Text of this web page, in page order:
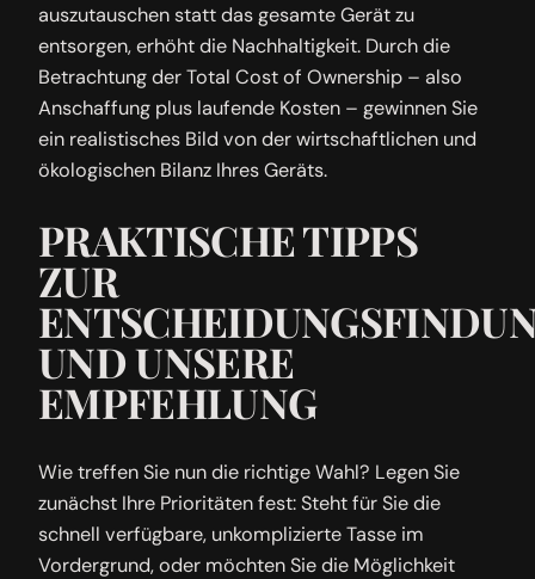
auszutauschen statt das gesamte Gerät zu
entsorgen, erhöht die Nachhaltigkeit. Durch die
Betrachtung der Total Cost of Ownership – also
Anschaffung plus laufende Kosten – gewinnen Sie
ein realistisches Bild von der wirtschaftlichen und
ökologischen Bilanz Ihres Geräts.
PRAKTISCHE TIPPS
ZUR
UND UNSERE
EMPFEHLUNG
Wie treffen Sie nun die richtige Wahl? Legen Sie
zunächst Ihre Prioritäten fest: Steht für Sie die
schnell verfügbare, unkomplizierte Tasse im
Vordergrund, oder möchten Sie die Möglichkeit